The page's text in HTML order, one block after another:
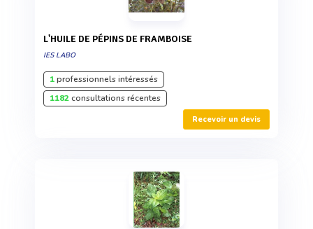
L'HUILE DE PÉPINS DE FRAMBOISE
IES LABO
1professionnels intéressés
1182consultations récentes
Recevoir un devis